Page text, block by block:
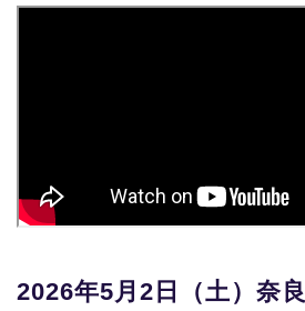
2026年5月2日（土）奈良